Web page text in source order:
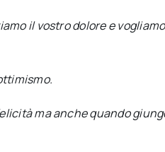
il vostro dolore e
ma anche quando